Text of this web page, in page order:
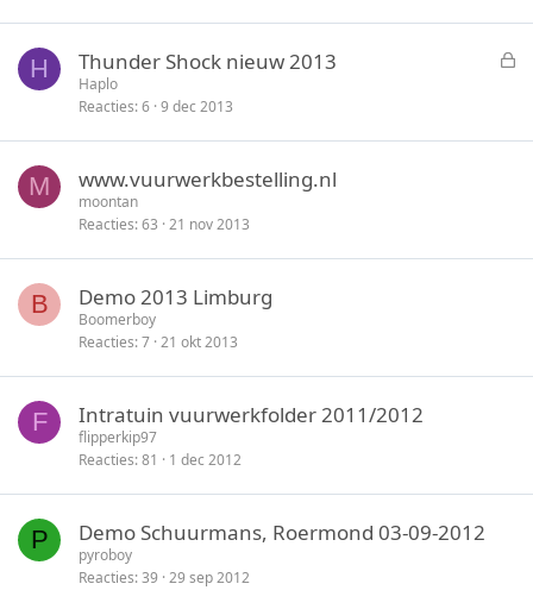
H
G
Thunder Shock nieuw 2013
Haplo
Reacties 6 9 dec 2013
M www.vuurwerkbestelling.nl
moontan
Reacties 63 21 nov 2013
B Demo 2013 Limburg
Boomerboy
Reacties 7 21 okt 2013
F Intratuin vuurwerkfolder 2011/2012
flipperkip97
Reacties 81 1 dec 2012
P Demo Schuurmans, Roermond 03-09-2012
pyroboy
Reacties 39 29 sep 2012